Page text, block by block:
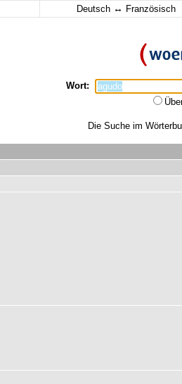
Deutsch ↔ Französisch
Wort:
Die Suche im